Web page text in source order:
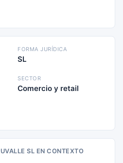
FORMA JURÍDICA
SL
SECTOR
Comercio y retail
SL EN CONTEXTO